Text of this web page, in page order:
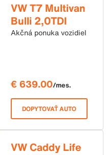
VW T7 Multivan
Bulli 2,0TDI
110kW DSG LR
Akčná ponuka vozidiel
€ 639.00/mes.
DOPYTOVAŤ AUTO
VW Caddy Life